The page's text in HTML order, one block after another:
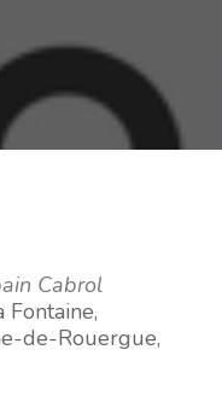
Cabrol
Fontaine,
de-Rouergue,